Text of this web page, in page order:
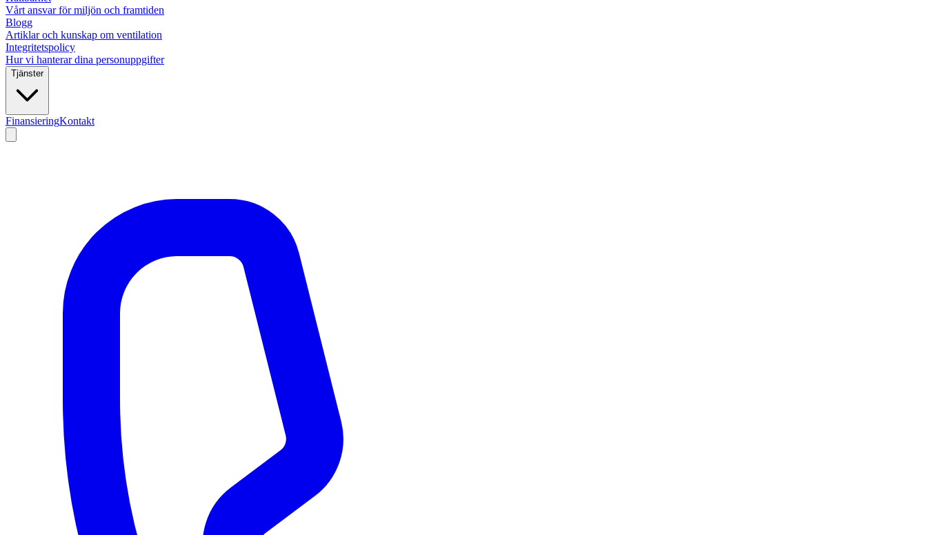
Vårt ansvar för miljön och framtiden
Blogg
Artiklar och kunskap om ventilation
Integritetspolicy
Hur vi hanterar dina personuppgifter
Tjänster
FinansieringKontakt